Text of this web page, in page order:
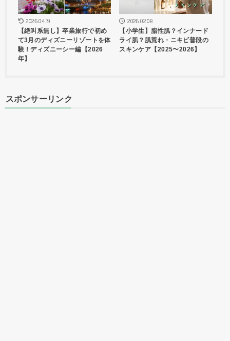
2026.04.19
【絶叫系無し】卒業旅行で初め
て3月のディズニーリゾートを体
験！ディズニーシー編【2026
年】
2026.02.08
【小学生】脂性肌？インナード
ライ肌？肌荒れ・ニキビ普段の
スキンケア【2025〜2026】
スポンサーリンク